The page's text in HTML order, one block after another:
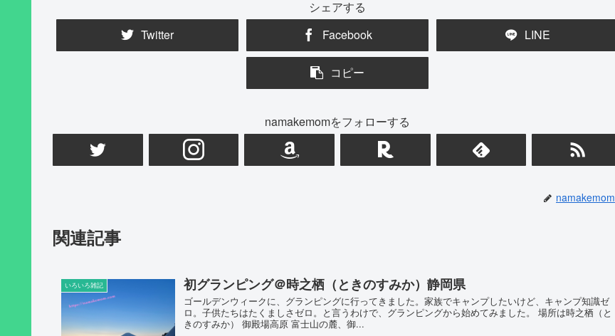
シェアする
Twitter
Facebook LINE
コピー
namakemomをフォローする
namakemom
関連記事
いろいろ雑記 初グランピング＠時之栖（ときのすみか）静岡県
ゴールデンウィークに、グランピングに行ってきました。家族でキャンプしたいけど、キャンプ知識ゼ
ロ。子供たちはたくましさゼロ。と言うわけで、グランピングから始めてみました。 場所は時之栖（と
きのすみか） 御殿場高原 富士山の麓、御...